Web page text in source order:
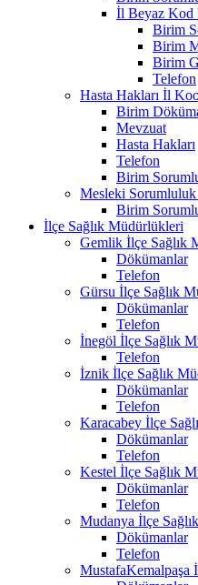
İl Beyaz Kod
Birim
Birim
Birim
Telefon
Hasta Hakları İl
Birim
Mevzuat
Hasta Hakları
Telefon
Birim
Mesleki
Birim
İlçe Sağlık Müdürlükleri
Gemlik İlçe Sağlık
Dökümanlar
Telefon
Gürsu İlçe Sağlık
Dökümanlar
Telefon
İnegöl İlçe Sağlık
Telefon
İznik İlçe Sağlık
Dökümanlar
Telefon
Karacabey İlçe
Dökümanlar
Telefon
Kestel İlçe Sağlık
Dökümanlar
Telefon
Mudanya İlçe
Dökümanlar
Telefon
MustafaKemalpaşa